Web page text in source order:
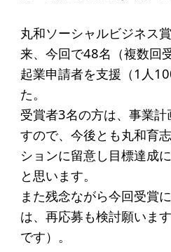
組織
事業内容
年間スケジュール
定款
個人情報保護方針
アクセス
給付型奨学金
丸和ソーシャルビジネス
来、今回で48名（複数回
起業申請者を支援（1人
た。
受賞者3名の方は、事業
すので、今後とも丸和育
ションに留意し目標達成
と思います。
また残念ながら今回受賞
は、再応募も検討願いま
です）。